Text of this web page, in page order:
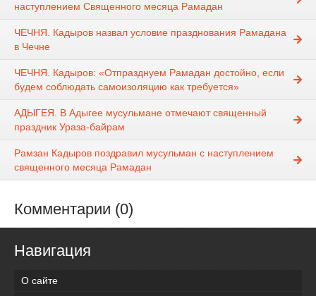
наступлением Священного месяца Рамадан
ЧЕЧНЯ. Кадыров назвал условие празднования Рамадана
в Чечне
ЧЕЧНЯ. Кадыров: «Отпразднуем Рамадан достойно, если
будем соблюдать самоизоляцию как требуется»
АДЫГЕЯ. В Адыгее мусульмане отмечают священный
праздник Ураза-байрам
Рамзан Кадыров поздравил мусульман с наступлением
священного месяца Рамадан
Комментарии (0)
Навигация
О сайте